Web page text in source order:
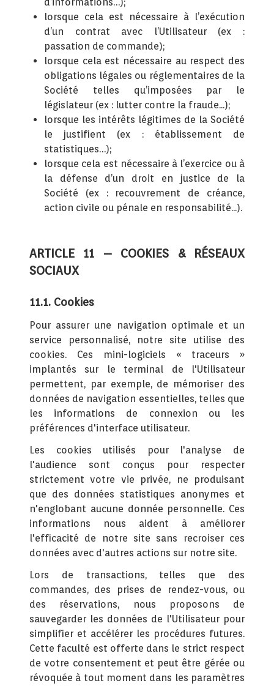
lorsque cela est nécessaire à l’exécution
d’un contrat avec l’Utilisateur (ex :
passation de commande);
lorsque cela est nécessaire au respect des
obligations légales ou réglementaires de la
Société telles qu’imposées par le
législateur (ex : lutter contre la fraude...);
lorsque les intérêts légitimes de la Société
le justifient (ex : établissement de
statistiques…);
lorsque cela est nécessaire à l’exercice ou à
la défense d’un droit en justice de la
Société (ex : recouvrement de créance,
action civile ou pénale en responsabilité...).
ARTICLE 11 – COOKIES & RÉSEAUX
SOCIAUX
11.1. Cookies
Pour assurer une navigation optimale et un
service personnalisé, notre site utilise des
cookies. Ces mini-logiciels « traceurs »
implantés sur le terminal de l'Utilisateur
permettent, par exemple, de mémoriser des
données de navigation essentielles, telles que
les informations de connexion ou les
préférences d'interface utilisateur.
Les cookies utilisés pour l'analyse de
l'audience sont conçus pour respecter
strictement votre vie privée, ne produisant
que des données statistiques anonymes et
n'englobant aucune donnée personnelle. Ces
informations nous aident à améliorer
l'efficacité de notre site sans recroiser ces
données avec d'autres actions sur notre site.
Lors de transactions, telles que des
commandes, des prises de rendez-vous, ou
des réservations, nous proposons de
sauvegarder les données de l'Utilisateur pour
simplifier et accélérer les procédures futures.
Cette faculté est offerte dans le strict respect
de votre consentement et peut être gérée ou
révoquée à tout moment dans les paramètres